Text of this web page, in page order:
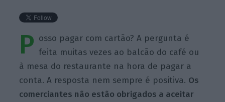
P osso pagar com cartão? A pergunta é
feita muitas vezes ao balcão do café ou
à mesa do restaurante na hora de pagar a
conta. A resposta nem sempre é positiva. Os
comerciantes não estão obrigados a aceitar